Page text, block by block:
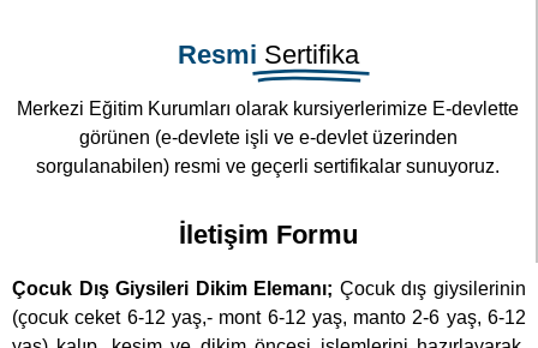
görünen (e-devlete işli ve e-devlet üzerinden
sorgulanabilen) resmi ve geçerli sertifikalar sunuyoruz.
İletişim Formu
(çocuk ceket 6-12 yaş,- mont 6-12 yaş, manto 2-6 yaş, 6-12
dikimini yapabilme bilgi ve becerisine sahip bireydir.